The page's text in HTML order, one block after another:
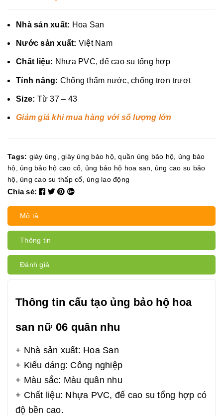
Nhà sản xuất: Hoa San
Nước sản xuất: Việt Nam
Chất liệu: Nhựa PVC, đế cao su tổng hợp
Tính năng: Chống thấm nước, chống trơn trượt
Size: Từ 37 – 43
Giảm giá khi mua hàng với số lượng lớn
Tags: giày ủng giày ủng bảo hộ,quần ủng bảo hộ ủng bảo
hộ ủng bảo hộ cao cổ ủng bảo hộ hoa san
ủng cao su bảo
hộ ủng cao su thấp cổ ủng lao động
Chia sẻ:
Mô tả
Thông tin
Đánh giá
Thông tin cấu tạo ủng bảo hộ hoa
san nữ 06 quân nhu
+ Nhà sản xuất: Hoa San
+ Kiểu dáng: Công nghiệp
+ Màu sắc: Màu quân nhu
+ Chất liệu: Nhựa PVC, đế cao su tổng hợp có
độ bền cao.